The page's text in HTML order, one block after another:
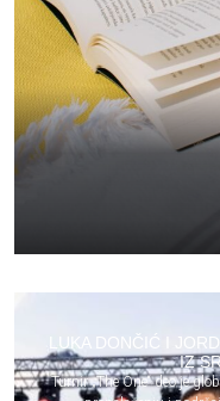
LUKA DONČIĆ I
IZ
Turnir „The One“ deo je